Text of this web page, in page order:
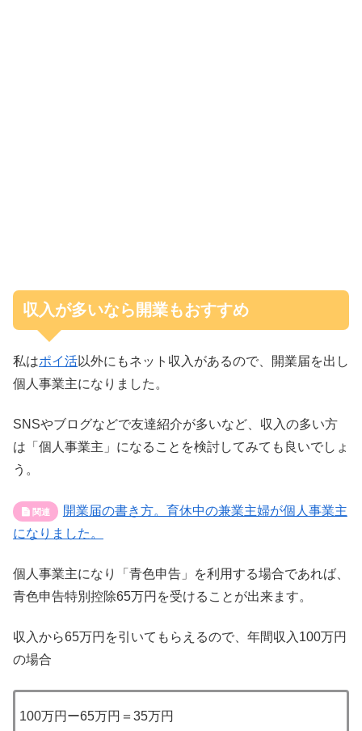
収入が多いなら開業もおすすめ
私はポイ活以外にもネット収入があるので、開業届を出し
個人事業主になりました。
SNSやブログなどで友達紹介が多いなど、収入の多い方
は「個人事業主」になることを検討してみても良いでしょ
う。
開業届の書き方。育休中の兼業主婦が個人事業主
になりました。
個人事業主になり「青色申告」を利用する場合であれば、
青色申告特別控除65万円を受けることが出来ます。
収入から65万円を引いてもらえるので、年間収入100万円
の場合
100万円ー65万円＝35万円